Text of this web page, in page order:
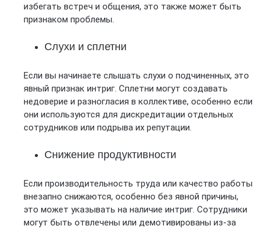
избегать встреч и общения, это также может быть
признаком проблемы.
Слухи и сплетни
Если вы начинаете слышать слухи о подчиненных, это
явный признак интриг. Сплетни могут создавать
недоверие и разногласия в коллективе, особенно если
они используются для дискредитации отдельных
сотрудников или подрыва их репутации.
Снижение продуктивности
Если производительность труда или качество работы
внезапно снижаются, особенно без явной причины,
это может указывать на наличие интриг. Сотрудники
могут быть отвлечены или демотивированы из-за